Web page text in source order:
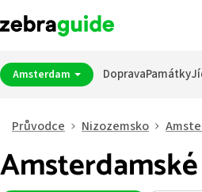
Amsterdam DopravaPamátky
Průvodce Nizozemsko